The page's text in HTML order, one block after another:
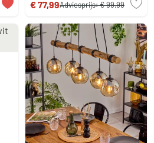
€ 77,99Adviesprijs:€ 99,99